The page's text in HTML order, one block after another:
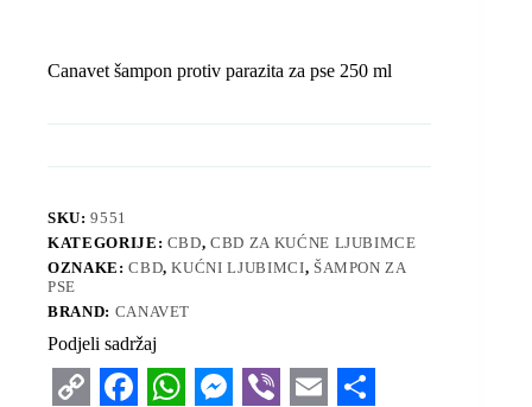
Canavet šampon protiv parazita za pse 250 ml
SKU:9551
KATEGORIJE: CBD,CBD ZA KUĆNE LJUBIMCE
OZNAKE:CBD,KUĆNI LJUBIMCI, ŠAMPON ZA
PSE
BRAND: CANAVET
Podjeli sadržaj